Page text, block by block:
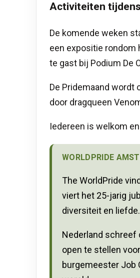
Activiteiten
De komende weken
een expositie rondom
te gast bij Podium De
De Pridemaand
door dragqueen
Iedereen is welkom
WORLDPRIDE
The WorldPride
viert het 25-jarig
diversiteit en liefde.
Nederland schreef
open te stellen
burgemeester Job